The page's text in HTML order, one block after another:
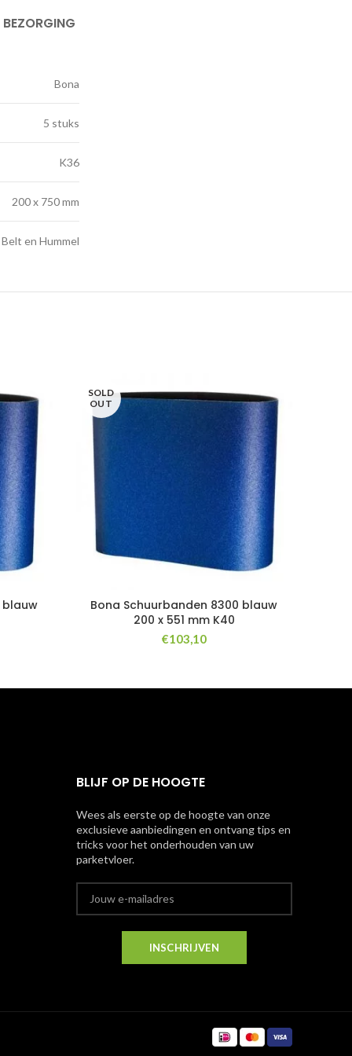
Bona
5 stuks
K36
200 x 750 mm
en Hummel
blauw
SOLD
OUT
Bona Schuurbanden 8300 blauw
200 x 551 mm K40
€103,10
BLIJF OP DE HOOGTE
Wees als eerste op de hoogte van onze
exclusieve aanbiedingen en ontvang tips en
tricks voor het onderhouden van uw
parketvloer.